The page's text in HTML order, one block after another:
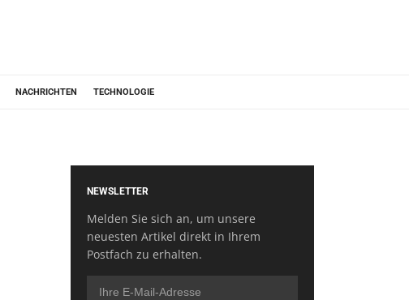
NACHRICHTEN TECHNOLOGIE
NEWSLETTER
Melden Sie sich an, um unsere
neuesten Artikel direkt in Ihrem
Postfach zu erhalten.